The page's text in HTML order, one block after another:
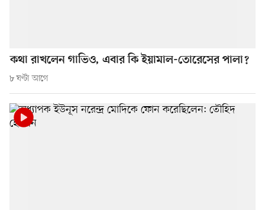
কথা রাখলেন গাভিও, এবার কি ইয়ামাল-তোরেসের পালা?
৮ ঘণ্টা আগে